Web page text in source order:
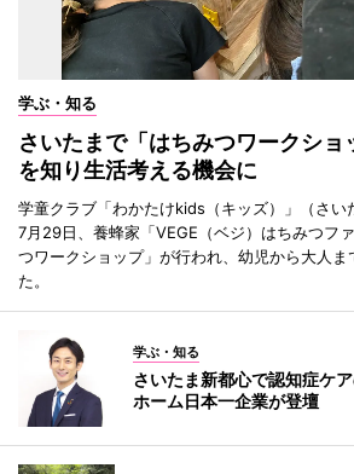
学ぶ・知る
さいたまで「はちみつワークシ
を知り生活考える機会に
学童クラブ「わかたけkids（キッズ）」（さい
7月29日、養蜂家「VEGE（ベジ）はちみつフ
つワークショップ」が行われ、幼児から大人ま
た。
学ぶ・知る
さいたま新都心で認知症ケ
ホーム日本一企業が登壇